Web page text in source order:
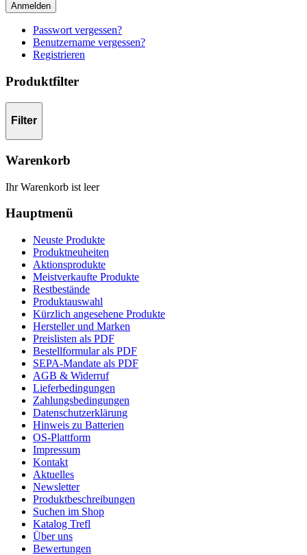
Anmelden
Passwort vergessen?
Benutzername vergessen?
Registrieren
Produktfilter
Filter
Warenkorb
Ihr Warenkorb ist leer
Hauptmenü
Neuste Produkte
Produktneuheiten
Aktionsprodukte
Meistverkaufte Produkte
Restbestände
Produktauswahl
Kürzlich angesehene Produkte
Hersteller und Marken
Preislisten als PDF
Bestellformular als PDF
SEPA-Mandate als PDF
AGB & Widerruf
Lieferbedingungen
Zahlungsbedingungen
Datenschutzerklärung
Hinweis zu Batterien
OS-Plattform
Impressum
Kontakt
Aktuelles
Newsletter
Produktbeschreibungen
Suchen im Shop
Katalog Trefl
Über uns
Bewertungen